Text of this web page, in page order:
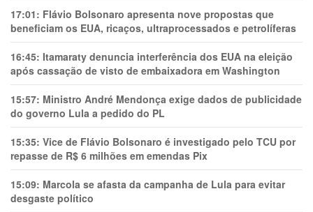
17:01: Flávio Bolsonaro apresenta nove propostas que
beneficiam os EUA, ricaços, ultraprocessados e petrolíferas
16:45: Itamaraty denuncia interferência dos EUA na eleição
após cassação de visto de embaixadora em Washington
15:57: Ministro André Mendonça exige dados de publicidade
do governo Lula a pedido do PL
15:35: Vice de Flávio Bolsonaro é investigado pelo TCU por
repasse de R$ 6 milhões em emendas Pix
15:09: Marcola se afasta da campanha de Lula para evitar
desgaste político